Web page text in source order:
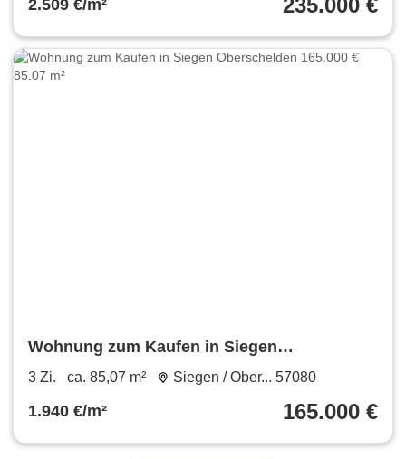
2.509 €/m²
Wohnung zum Kaufen in Siegen
Oberschelden 165.000 € 85.07 m²
3 Zi. ca. 85,07 m² Siegen / Ober... 57080
1.940 €/m² 165.000 €